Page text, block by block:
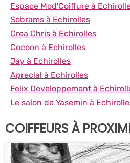
Espace Mod'Coiffure à
Sobrams à Echirolles
Crea Chris à Echirolles
Cocoon à Echirolles
Jay à Echirolles
Aprecial à Echirolles
Felix Developpement à
Le salon de Yasemin à
COIFFEURS À